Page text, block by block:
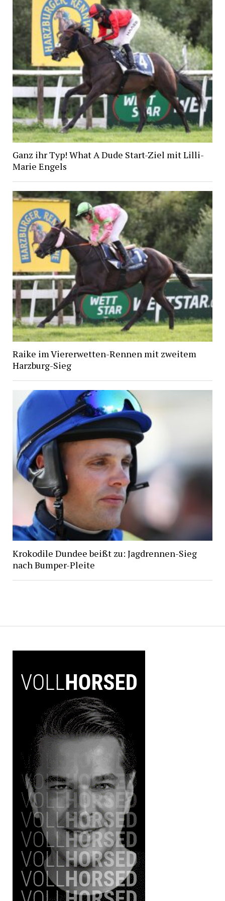
Ganz ihr Typ! What A Dude Start-Ziel mit Lilli-
Marie Engels
Raike im Viererwetten-Rennen mit zweitem
Harzburg-Sieg
Krokodile Dundee beißt zu: Jagdrennen-Sieg
nach Bumper-Pleite